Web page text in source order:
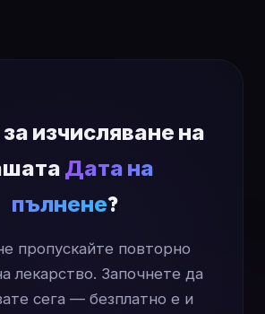
изчисляване на
Дата на
пълнене?
пропускайте повторно
лекарство. Започнете да
сега — безплатно е и